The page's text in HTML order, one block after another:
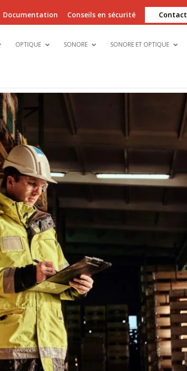
Documentation Conseils en sécurité Contact
OPTIQUE SONORE SONORE ET OPTIQUE